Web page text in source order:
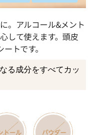
。アルコール&メント
して使えます。頭皮
トです。
る成分をすべてカッ